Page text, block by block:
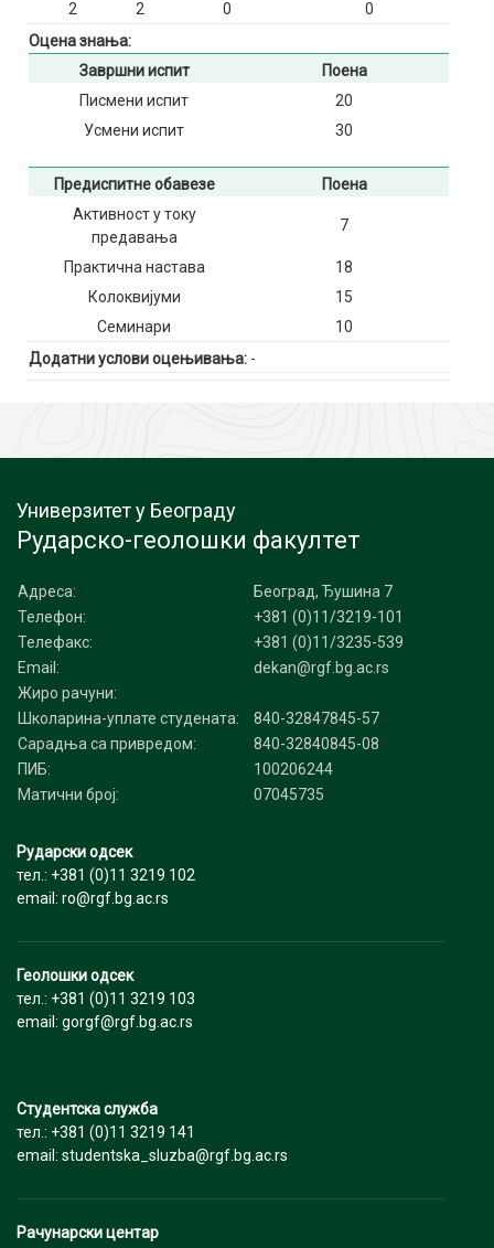
2
2 0
0
Оцена знања:
Завршни испит
Поена
Писмени испит
20
Усмени испит
30
Предиспитне обавезе
Поена
Активност у току
предавања
7
Практична настава
18
Колоквијуми
15
Семинари
10
Додатни услови оцењивања: -
Универзитет у Београду
Рударско-геолошки факултет
Адреса:
Београд, Ђушина 7
Телефон:
+381 (0)11/3219-101
Телефакс:
+381 (0)11/3235-539
Email:
dekan@rgf.bg.ac.rs
Жиро рачуни:
Школарина-уплате студената:
840-32847845-57
Сарадња са привредом:
840-32840845-08
ПИБ:
100206244
Матични број:
07045735
Рударски одсек
тел.: +381 (0)11 3219 102
email: ro@rgf.bg.ac.rs
Геолошки одсек
тел.: +381 (0)11 3219 103
email: gorgf@rgf.bg.ac.rs
Студентска служба
тел.: +381 (0)11 3219 141
email: studentska_sluzba@rgf.bg.ac.rs
Рачунарски центар